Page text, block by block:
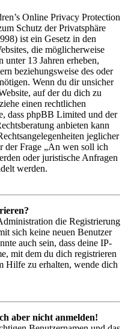
Online Privacy Protection
Schutz der Privatsphäre
ist ein Gesetz in den
die möglicherweise
13 Jahren erheben,
beziehungsweise des oder
Wenn du dir unsicher
auf der du dich zu
einen rechtlichen
dass phpBB Limited und der
anbieten kann
jeglicher
der Frage „An wen soll ich
oder juristische Anfragen
werden.
die Registrierung
sich keine neuen Benutzer
auch sein, dass deine IP-
mit dem du dich registrieren
Hilfe zu erhalten, wende dich
aber nicht anmelden!